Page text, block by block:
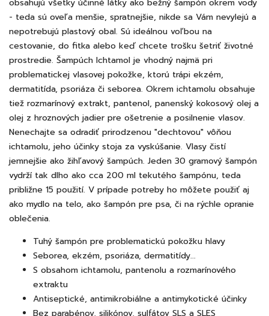
obsahujú všetky účinné látky ako bežný šampón okrem vody
- teda sú oveľa menšie, spratnejšie, nikde sa Vám nevylejú a
nepotrebujú plastový obal. Sú ideálnou voľbou na
cestovanie, do fitka alebo keď chcete trošku šetriť životné
prostredie. Šampúch Ichtamol je vhodný najmä pri
problematickej vlasovej pokožke, ktorú trápi ekzém,
dermatitída, psoriáza či seborea. Okrem ichtamolu obsahuje
tiež rozmarínový extrakt, pantenol, panenský kokosový olej a
olej z hroznových jadier pre ošetrenie a posilnenie vlasov.
Nenechajte sa odradiť prirodzenou "dechtovou" vôňou
ichtamolu, jeho účinky stoja za vyskúšanie. Vlasy čistí
jemnejšie ako žihľavový šampúch. Jeden 30 gramový šampón
vydrží tak dlho ako cca 200 ml tekutého šampónu, teda
približne 15 použití. V prípade potreby ho môžete použiť aj
ako mydlo na telo, ako šampón pre psa, či na rýchle opranie
oblečenia.
Tuhý šampón pre problematickú pokožku hlavy
Seborea, ekzém, psoriáza, dermatitídy...
S obsahom ichtamolu, pantenolu a rozmarínového
extraktu
Antiseptické, antimikrobiálne a antimykotické účinky
Bez parabénov, silikónov, sulfátov SLS a SLES